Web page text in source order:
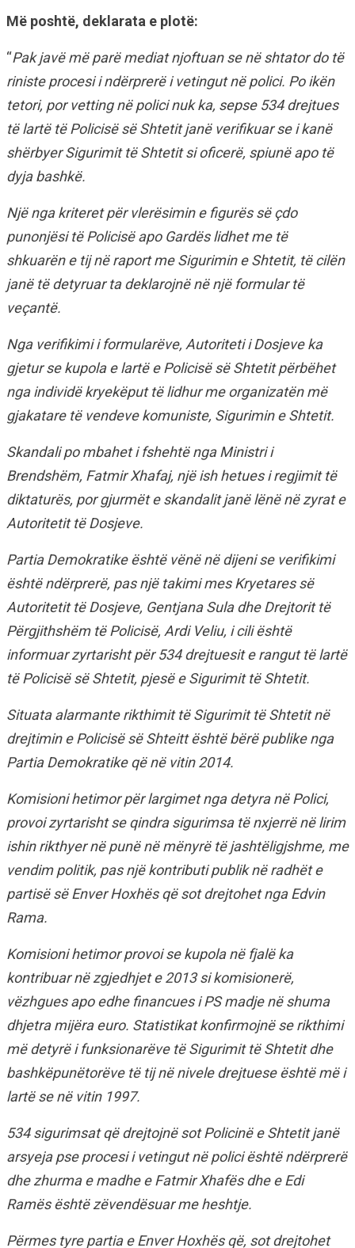
Më poshtë, deklarata e plotë:
“Pak javë më parë mediat njoftuan se në shtator do të
riniste procesi i ndërprerë i vetingut në polici. Po ikën
tetori, por vetting në polici nuk ka, sepse 534 drejtues
të lartë të Policisë së Shtetit janë verifikuar se i kanë
shërbyer Sigurimit të Shtetit si oficerë, spiunë apo të
dyja bashkë.
Një nga kriteret për vlerësimin e figurës së çdo
punonjësi të Policisë apo Gardës lidhet me të
shkuarën e tij në raport me Sigurimin e Shtetit, të cilën
janë të detyruar ta deklarojnë në një formular të
veçantë.
Nga verifikimi i formularëve, Autoriteti i Dosjeve ka
gjetur se kupola e lartë e Policisë së Shtetit përbëhet
nga individë kryekëput të lidhur me organizatën më
gjakatare të vendeve komuniste, Sigurimin e Shtetit.
Skandali po mbahet i fshehtë nga Ministri i
Brendshëm, Fatmir Xhafaj, një ish hetues i regjimit të
diktaturës, por gjurmët e skandalit janë lënë në zyrat e
Autoritetit të Dosjeve.
Partia Demokratike është vënë në dijeni se verifikimi
është ndërprerë, pas një takimi mes Kryetares së
Autoritetit të Dosjeve, Gentjana Sula dhe Drejtorit të
Përgjithshëm të Policisë, Ardi Veliu, i cili është
informuar zyrtarisht për 534 drejtuesit e rangut të lartë
të Policisë së Shtetit, pjesë e Sigurimit të Shtetit.
Situata alarmante rikthimit të Sigurimit të Shtetit në
drejtimin e Policisë së Shteitt është bërë publike nga
Partia Demokratike që në vitin 2014.
Komisioni hetimor për largimet nga detyra në Polici,
provoi zyrtarisht se qindra sigurimsa të nxjerrë në lirim
ishin rikthyer në punë në mënyrë të jashtëligjshme, me
vendim politik, pas një kontributi publik në radhët e
partisë së Enver Hoxhës që sot drejtohet nga Edvin
Rama.
Komisioni hetimor provoi se kupola në fjalë ka
kontribuar në zgjedhjet e 2013 si komisionerë,
vëzhgues apo edhe financues i PS madje në shuma
dhjetra mijëra euro. Statistikat konfirmojnë se rikthimi
më detyrë i funksionarëve të Sigurimit të Shtetit dhe
bashkëpunëtorëve të tij në nivele drejtuese është më i
lartë se në vitin 1997.
534 sigurimsat që drejtojnë sot Policinë e Shtetit janë
arsyeja pse procesi i vetingut në polici është ndërprerë
dhe zhurma e madhe e Fatmir Xhafës dhe e Edi
Ramës është zëvendësuar me heshtje.
Përmes tyre partia e Enver Hoxhës që, sot drejtohet